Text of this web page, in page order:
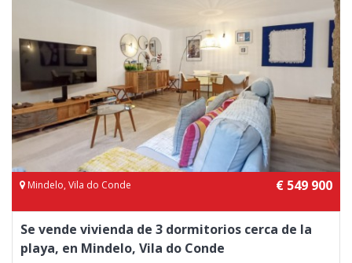
Mindelo, Vila do Conde € 549 900
Se vende vivienda de 3 dormitorios cerca de la
playa, en Mindelo, Vila do Conde